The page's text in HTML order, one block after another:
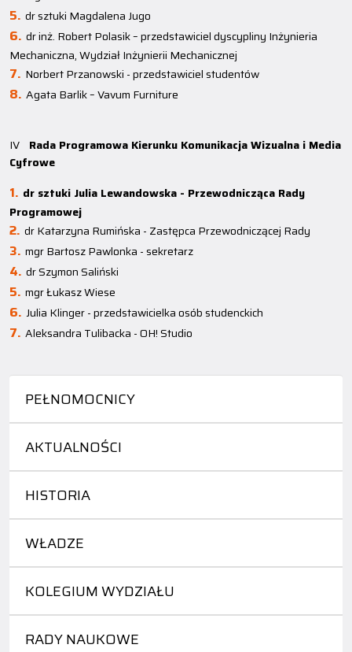
PEŁNOMOCNICY
AKTUALNOŚCI
HISTORIA
WŁADZE
KOLEGIUM WYDZIAŁU
RADY NAUKOWE
dr sztuki Magdalena Jugo
dr inż. Robert Polasik – przedstawiciel dyscypliny Inżynieria
Mechaniczna, Wydział Inżynierii Mechanicznej
Norbert Przanowski - przedstawiciel studentów
Agata Barlik – Vavum Furniture
IV Rada Programowa Kierunku Komunikacja Wizualna i Media
Cyfrowe
dr sztuki Julia Lewandowska - Przewodnicząca Rady
Programowej
dr Katarzyna Rumińska - Zastępca Przewodniczącej Rady
mgr Bartosz Pawlonka - sekretarz
dr Szymon Saliński
mgr Łukasz Wiese
Julia Klinger - przedstawicielka osób studenckich
Aleksandra Tulibacka - OH! Studio